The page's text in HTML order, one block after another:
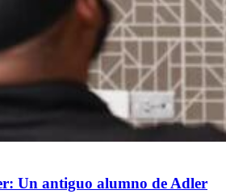
Un antiguo alumno de Adler